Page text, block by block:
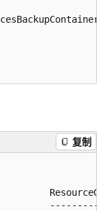
复制